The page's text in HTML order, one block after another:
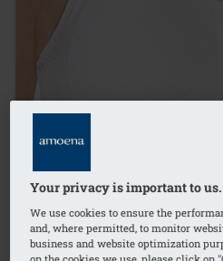
Your privacy is important to us.
We use cookies to ensure the
and, where permitted, to monitor
business and website optimization